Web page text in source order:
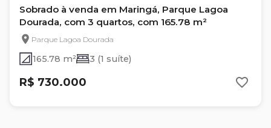
Sobrado à venda em Maringá, Parque Lagoa
Dourada, com 3 quartos, com 165.78 m²
Parque Lagoa Dourada
165.78 m² 3 (1 suíte)
R$ 730.000